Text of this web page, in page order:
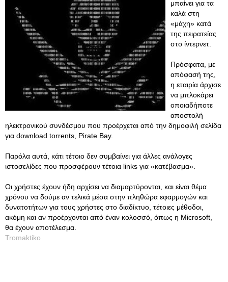
μπαίνει για τα
καλά στη
«μάχη» κατά
της πειρατείας
στο ίντερνετ.
Πρόσφατα, με
απόφασή της,
η εταιρία άρχισε
να μπλοκάρει
οποιαδήποτε
αποστολή
ηλεκτρονικού συνδέσμου που προέρχεται από την δημοφιλή σελίδα
για download torrents, Pirate Bay.
Παρόλα αυτά, κάτι τέτοιο δεν συμβαίνει για άλλες ανάλογες
ιστοσελίδες που προσφέρουν τέτοια links για «κατέβασμα».
Οι χρήστες έχουν ήδη αρχίσει να διαμαρτύρονται, και είναι θέμα
χρόνου να δούμε αν τελικά μέσα στην πληθώρα εφαρμογών και
δυνατοτήτων για τους χρήστες στο διαδίκτυο, τέτοιες μέθοδοι,
ακόμη και αν προέρχονται από έναν κολοσσό, όπως η Μicrosoft,
θα έχουν αποτέλεσμα.
Tromaktiko